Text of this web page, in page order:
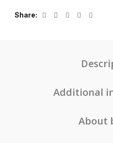
Share
Additional
About